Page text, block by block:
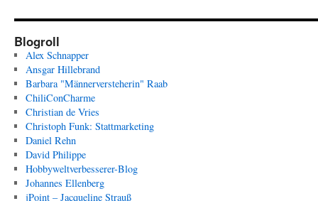
Blogroll
Alex Schnapper
Ansgar Hillebrand
Barbara "Männerversteherin" Raab
ChiliConCharme
Christian de Vries
Christoph Funk: Stattmarketing
Daniel Rehn
David Philippe
Hobbyweltverbesserer-Blog
Johannes Ellenberg
jPoint – Jacqueline Strauß